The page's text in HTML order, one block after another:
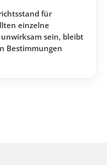
für
einzelne
sein, bleibt
Bestimmungen